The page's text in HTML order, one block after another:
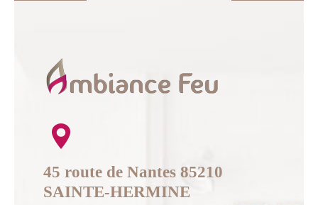
45 route de Nantes 85210
SAINTE-HERMINE